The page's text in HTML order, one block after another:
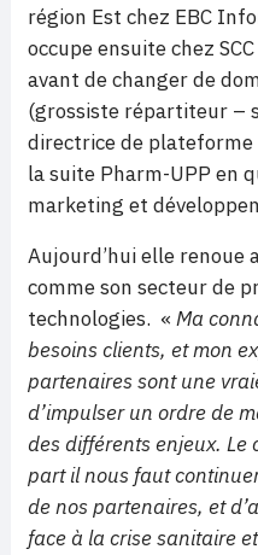
région Est chez EBC
occupe ensuite chez
avant de changer de
(grossiste répartiteur –
directrice de
la suite Pharm-UPP en
marketing et
Aujourd’hui elle renoue
comme son secteur de
technologies. « Ma
besoins clients, et mon
partenaires sont une
d’impulser un ordre de
des différents enjeux. Le
part il nous faut
de nos partenaires, et
face à la crise sanitaire